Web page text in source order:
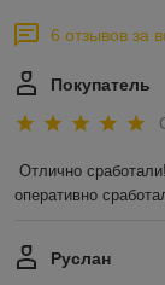
6 отзывов за
Покупатель
Отлично
оперативно
Руслан